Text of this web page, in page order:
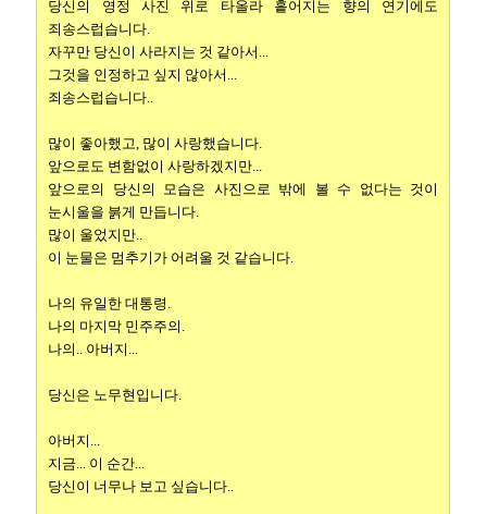
당신의 영정 사진 위로 타올라 흩어지는 향의 연기에도
죄송스럽습니다.
자꾸만 당신이 사라지는 것 같아서...
그것을 인정하고 싶지 않아서...
죄송스럽습니다..
많이 좋아했고, 많이 사랑했습니다.
앞으로도 변함없이 사랑하겠지만...
앞으로의 당신의 모습은 사진으로 밖에 볼 수 없다는 것이
눈시울을 붉게 만듭니다.
많이 울었지만..
이 눈물은 멈추기가 어려울 것 같습니다.
나의 유일한 대통령.
나의 마지막 민주주의.
나의.. 아버지...
당신은 노무현입니다.
아버지...
지금... 이 순간...
당신이 너무나 보고 싶습니다..